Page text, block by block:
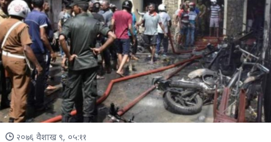
२०७६ वैशाख ९, ०५:११